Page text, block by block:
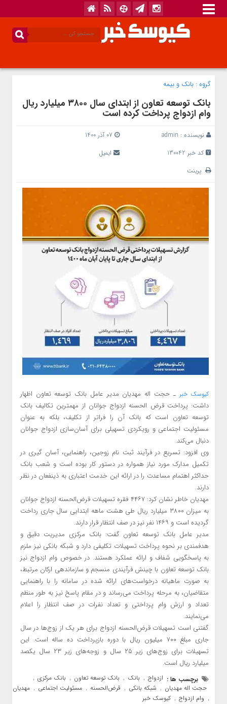
گروه : بانک‌ و بیمه
بانک توسعه تعاون از ابتدای سال ۳۸۰۰ میلیارد ریال
وام ازدواج پرداخت کرده است
نویسنده : admin
کد خبر 130042
ایمیل
پرینت
کیوسک خبر ـ حجت اله مهدیان مدیر عامل بانک توسعه تعاون اظهار
داشت: پرداخت قرض الحسنه ازدواج جوانان از مهمترین تکالیف بانک
توسعه تعاون است که بانک آن را فراتر از تکلیف، بلکه به عنوان
مسئولیت اجتماعی و رویکردی تسهیلی برای آسان‌سازی ازدواج جوانان
دنبال می‌کند.
وی افزود: تسریع در فرآیند ثبت نام زوجین، راهنمایی، آسان گیری در
تکمیل مدارک مورد نیاز همواره در دستور کار بوده است و شعب بانک
حداکثر اهتمام مساعدت را در ارائه این خدمت اعتباری به ذینفعان در نظر
دارند.
مهدیان خاطر نشان کرد: ۴۴۶۷ فقره تسهیلات قرض‌الحسنه ازدواج جوانان
به میزان ۳۸۰۰ میلیارد ریال طی هشت ماهه ابتدایی سال جاری رداخت
گردیده است و ۱۴۶۹ نفر نیز در صف انتظار قرار دارند.
مدیر عامل بانک توسعه تعاون گفت: بانک مرکزی مدیریت دقیق و
هدفمندی بر نحوه پرداخت تسهیلات تکلیفی دارد و شبکه بانکی نیز ملزم
به پاسخگویی شفاف و ارائه عملکرد هستند. در خصوص وام ازدواج نیز
بانک توسعه تعاون با چینش فرآیندی منسجم و سازماندهی ارکان مرتبط،
به صورت ماهیانه درخواست‌های ارائه شده در سامانه را با راهنمایی
متقاضیان، به مرحله پرداخت می‌رساند و در مقام پاسخ نیز به طور منظم
تعداد و ارزش وام پرداختی و تعداد نفرات در صف انتظار را اعلام
می‌نمایند.
گفتنی است تسهیلات قرض‌الحسنه ازدواج برای هر یک از زوج‌ها در سال
جاری مبلغ ۷۰۰ میلیون ریال با دوره بازپرداخت ده ساله است. این
تسهیلات برای زوج‌های زیر ۲۵ سال و زوجه‌های زیر ۲۳ سال یکصد
میلیارد ریال است.
برچسب ها : ازدواج , بانک , بانک توسعه تعاون , بانک مرکزی ,
حجت اله مهدیان , شبکه بانکی , قرض‌الحسنه , مسئولیت اجتماعی , مهدیان
, وام ازدواج , کیوسک خبر